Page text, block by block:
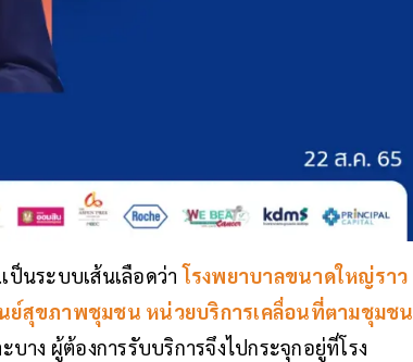
ป็นระบบเส้นเลือดว่าโรงพยาบาลขนาดใหญ่ราว
นย์สุขภาพชุมชน หน่วยบริการเคลื่อนที่ตามชุมชน
บาง ผู้ต้องการรับบริการจึงไปกระจุกอยู่ที่โรง